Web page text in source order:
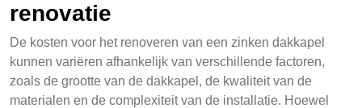
renovatie
De kosten voor het renoveren van een zinken dakkapel
kunnen variëren afhankelijk van verschillende factoren,
zoals de grootte van de dakkapel, de kwaliteit van de
materialen en de complexiteit van de installatie. Hoewel